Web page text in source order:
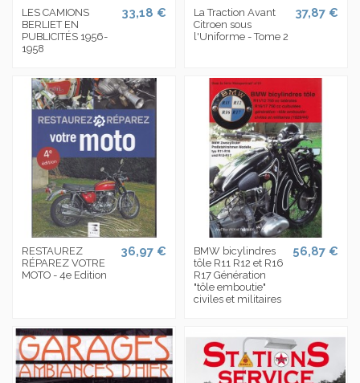
LES CAMIONS
BERLIET EN
PUBLICITÉS 1956-
1958
33,18 €
La Traction Avant
Citroen sous
l'Uniforme - Tome 2
37,87 €
RESTAUREZ
RÉPAREZ VOTRE
MOTO - 4e Edition
36,97 €
BMW bicylindres
tôle R11 R12 et R16
R17 Génération
"tôle emboutie"
civiles et militaires
56,87 €